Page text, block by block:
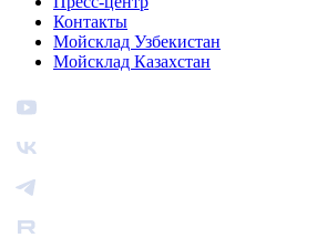
Контакты
Мойсклад Узбекистан
Мойсклад Казахстан